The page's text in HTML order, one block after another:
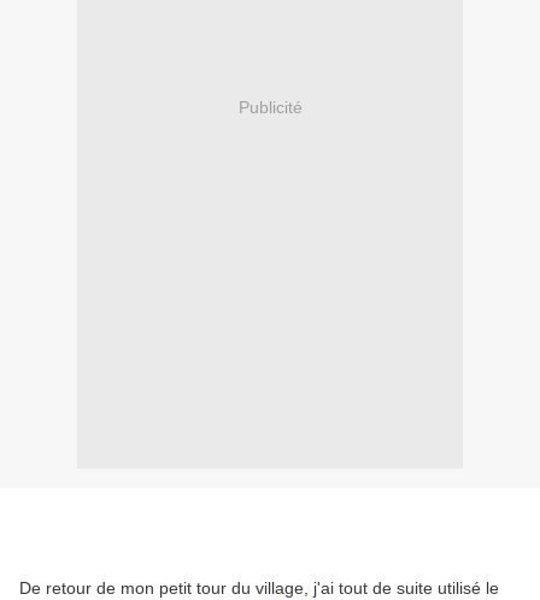
Publicité
De retour de mon petit tour du village, j'ai tout de suite utilisé le